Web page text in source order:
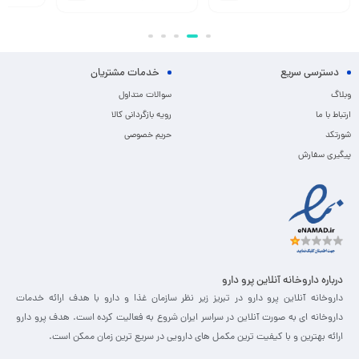
دسترسی سریع
وبلاگ
ارتباط با ما
شورتکد
پیگیری سفارش
خدمات مشتریان
سوالات متداول
رویه بازگردانی کالا
حریم خصوصی
درباره داروخانه آنلاین پرو دارو
داروخانه آنلاین پرو دارو در تبریز زیر نظر سازمان غذا و دارو با هدف ارائه خدمات
داروخانه ای به صورت آنلاین در سراسر ایران شروع به فعالیت کرده است. هدف پرو دارو
ارائه بهترین و با کیفیت ترین مکمل های دارویی در سریع ترین زمان ممکن است.